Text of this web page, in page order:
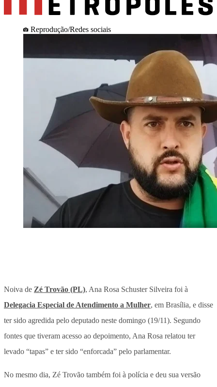
Reprodução/Redes sociais
Noiva de Zé Trovão (PL), Ana Rosa Schuster Silveira foi à
Delegacia Especial de Atendimento a Mulher, em Brasília, e disse
ter sido agredida pelo deputado neste domingo (19/11). Segundo
fontes que tiveram acesso ao depoimento, Ana Rosa relatou ter
levado “tapas” e ter sido “enforcada” pelo parlamentar.
No mesmo dia, Zé Trovão também foi à polícia e deu sua versão